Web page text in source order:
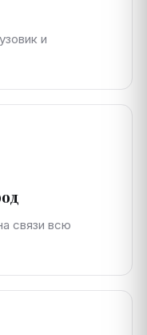
и
связи всю